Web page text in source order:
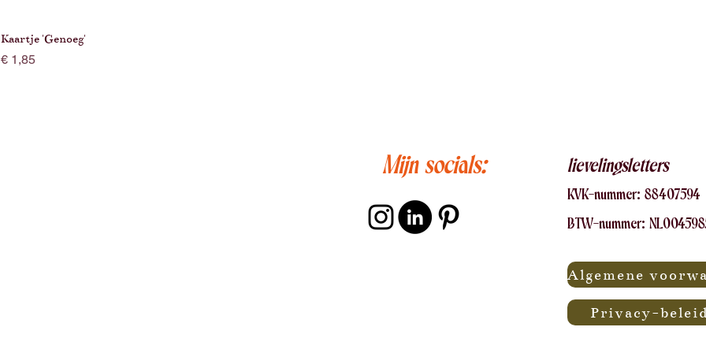
Kaartje 'Genoeg'
Prijs
€ 1,85
Mijn socials: lievelingsletters
KVK-nummer: 88407594
BTW-nummer:
Privacy-beleid